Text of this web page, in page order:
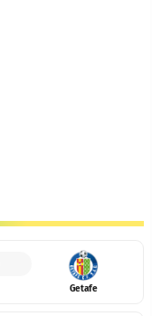
Getafe